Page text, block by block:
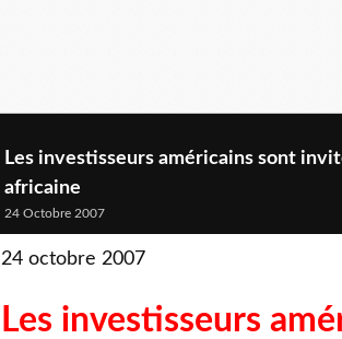
Les investisseurs américains sont
africaine
24 Octobre 2007
24 octobre 2007
Les investisseurs